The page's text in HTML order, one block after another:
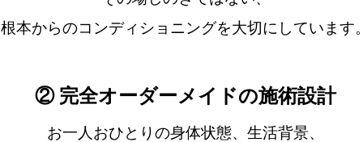
根本からのコンディショニングを大切にしています。
② 完全オーダーメイドの施術設計
お一人おひとりの身体状態、生活背景、